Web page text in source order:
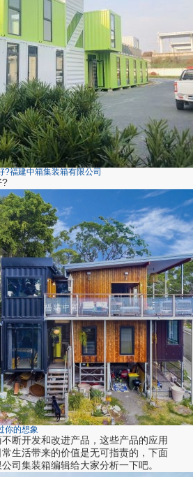
?福建中箱集装箱有限公司
?
你的想象
断开发和改进产品，这些产品的应用
生活带来的价值是无可指责的，下面
司集装箱编辑给大家分析一下吧。